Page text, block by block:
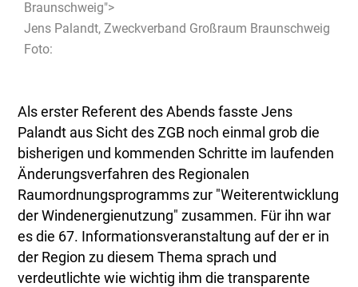
Braunschweig">
Jens Palandt, Zweckverband Großraum Braunschweig
Foto:
Als erster Referent des Abends fasste Jens
Palandt aus Sicht des ZGB noch einmal grob die
bisherigen und kommenden Schritte im laufenden
Änderungsverfahren des Regionalen
Raumordnungsprogramms zur "Weiterentwicklung
der Windenergienutzung" zusammen. Für ihn war
es die 67. Informationsveranstaltung auf der er in
der Region zu diesem Thema sprach und
verdeutlichte wie wichtig ihm die transparente